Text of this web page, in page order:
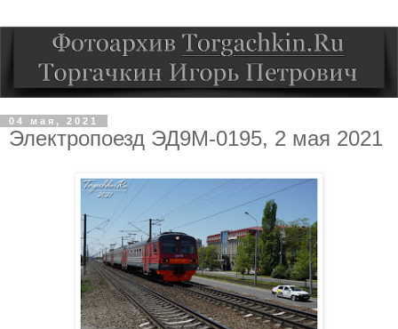
04 мая, 2021
Электропоезд ЭД9М-0195, 2 мая 2021